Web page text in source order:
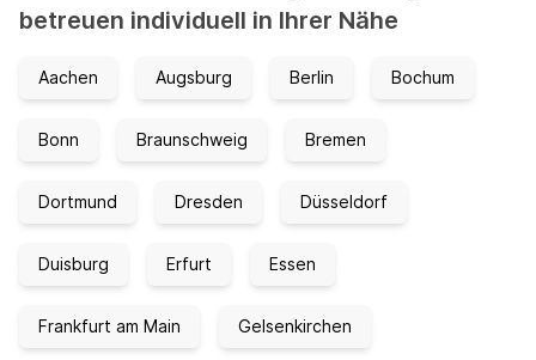
betreuen individuell in Ihrer Nähe
Aachen Augsburg Berlin Bochum
Bonn Braunschweig Bremen
Dortmund Dresden Düsseldorf
Duisburg Erfurt Essen
Frankfurt am Main Gelsenkirchen